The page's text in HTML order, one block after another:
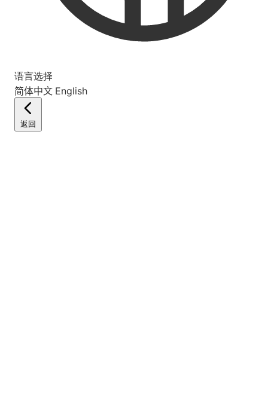
语言选择
简体中文 English
返回